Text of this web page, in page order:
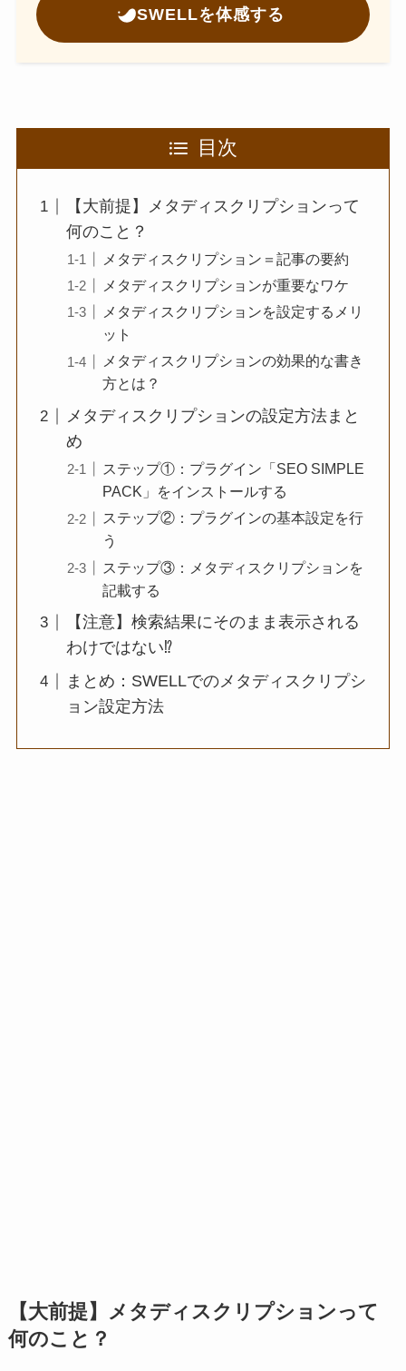
SWELLを体感する
目次
【大前提】メタディスクリプションって
何のこと？
メタディスクリプション＝記事の要約
メタディスクリプションが重要なワケ
メタディスクリプションを設定するメリ
ット
メタディスクリプションの効果的な書き
方とは？
メタディスクリプションの設定方法まと
め
ステップ①：プラグイン「SEO SIMPLE
PACK」をインストールする
ステップ②：プラグインの基本設定を行
う
ステップ③：メタディスクリプションを
記載する
【注意】検索結果にそのまま表示される
わけではない⁉
まとめ：SWELLでのメタディスクリプシ
ョン設定方法
【大前提】メタディスクリプションって
何のこと？